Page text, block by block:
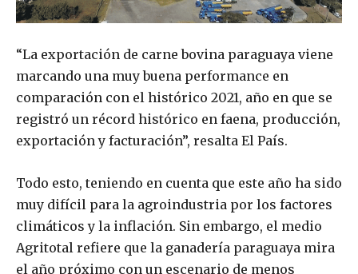
“La exportación de carne bovina paraguaya viene
marcando una muy buena performance en
comparación con el histórico 2021, año en que se
registró un récord histórico en faena, producción,
exportación y facturación”, resalta El País.
Todo esto, teniendo en cuenta que este año ha sido
muy difícil para la agroindustria por los factores
climáticos y la inflación. Sin embargo, el medio
Agritotal refiere que la ganadería paraguaya mira
el año próximo con un escenario de menos